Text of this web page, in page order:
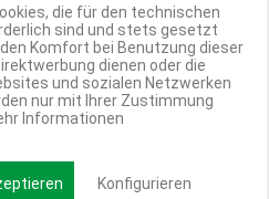
Community!
Newsletter-Rabatte und Aktionen
die für den technischen
sind und stets gesetzt
Komfort bei Benutzung dieser
dienen oder die
und sozialen Netzwerken
nur mit Ihrer Zustimmung
Informationen
Konfigurieren